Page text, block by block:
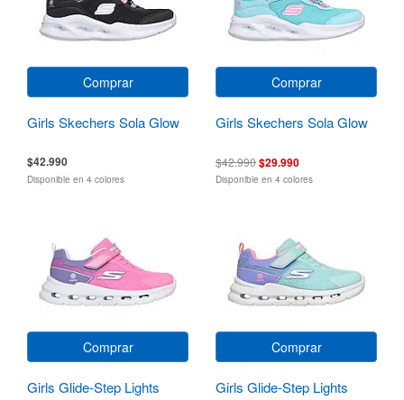
Comprar
Girls Skechers Sola Glow
$42.990
Disponible en 4 colores
Comprar
Girls Skechers Sola Glow
$42.990$29.990
Disponible en 4 colores
Comprar
Girls Glide-Step Lights
Comprar
Girls Glide-Step Lights